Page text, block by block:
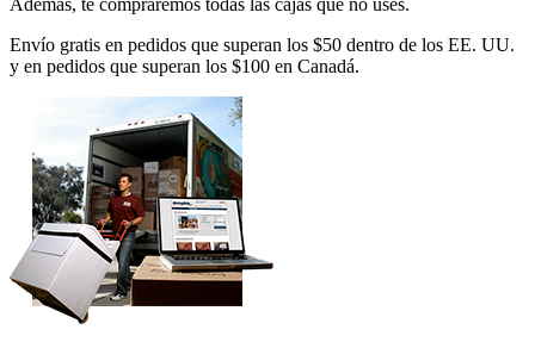
Además, te compraremos todas las cajas que no uses.
Envío gratis en pedidos que superan los $50 dentro de los EE. UU.
y en pedidos que superan los $100 en Canadá.